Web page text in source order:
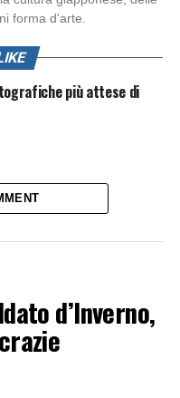
forma d'arte.
più attese di
d’Inverno,